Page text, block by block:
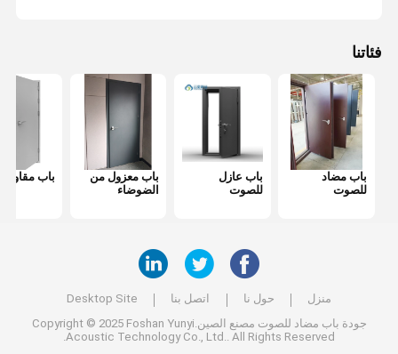
فئاتنا
باب مضاد
للصوت
باب عازل
للصوت
باب معزول من
الضوضاء
باب مقاوم
منزل حول نا اتصل بنا
Desktop Site
جودة باب مضاد للصوت
مصنع الصين.Copyright © 2025 Foshan Yunyi
Acoustic Technology Co., Ltd.. All Rights Reserved.